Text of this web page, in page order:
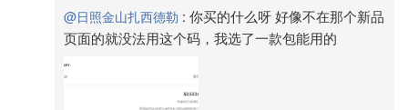
@日照金山扎西德勒 : 你买的什么呀 好像不在那个新品
页面的就没法用这个码，我选了一款包能用的